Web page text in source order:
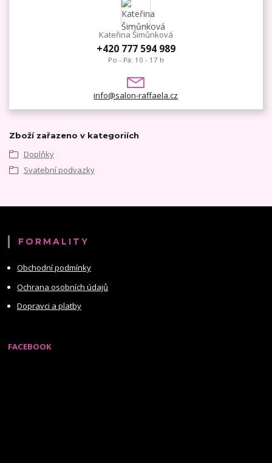
Kateřina Šimůnková
+420 777 594 989
Po - Pá: 10 - 17 h
info@salon-raffaela.cz
Zboží zařazeno v kategoriích
Doplňky
Svatební podvazky
FORMALITY
Obchodní podmínky
Ochrana osobních údajů
Dopravci a platby
FACEBOOK